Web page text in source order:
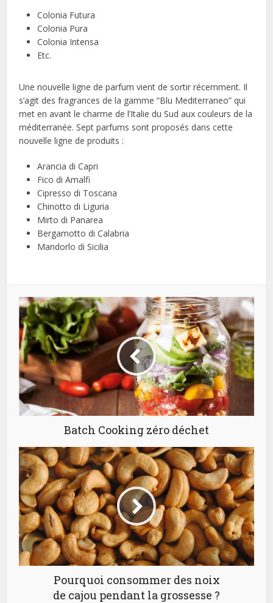
Colonia Futura
Colonia Pura
Colonia Intensa
Etc.
Une nouvelle ligne de parfum vient de sortir récemment. Il
s’agit des fragrances de la gamme “Blu Mediterraneo” qui
met en avant le charme de l’Italie du Sud aux couleurs de la
méditerranée. Sept parfums sont proposés dans cette
nouvelle ligne de produits :
Arancia di Capri
Fico di Amalfi
Cipresso di Toscana
Chinotto di Liguria
Mirto di Panarea
Bergamotto di Calabria
Mandorlo di Sicilia
Batch Cooking zéro déchet
Pourquoi consommer des noix
de cajou pendant la grossesse ?